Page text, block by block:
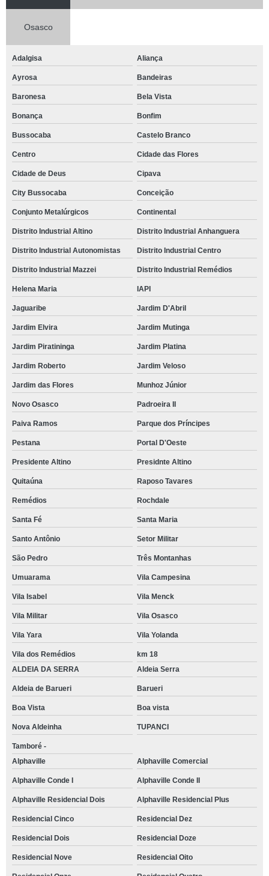
Osasco
Adalgisa Aliança
Ayrosa Bandeiras
Baronesa Bela Vista
Bonança Bonfim
Bussocaba Castelo Branco
Centro Cidade das Flores
Cidade de Deus Cipava
City Bussocaba Conceição
Conjunto Metalúrgicos Continental
Distrito Industrial Altino Distrito Industrial Anhanguera
Distrito Industrial Autonomistas Distrito Industrial Centro
Distrito Industrial Mazzei Distrito Industrial Remédios
Helena Maria IAPI
Jaguaribe Jardim D'Abril
Jardim Elvira Jardim Mutinga
Jardim Piratininga Jardim Platina
Jardim Roberto Jardim Veloso
Jardim das Flores Munhoz Júnior
Novo Osasco Padroeira II
Paiva Ramos Parque dos Príncipes
Pestana Portal D'Oeste
Presidente Altino Presidnte Altino
Quitaúna Raposo Tavares
Remédios Rochdale
Santa Fé Santa Maria
Santo Antônio Setor Militar
São Pedro Três Montanhas
Umuarama Vila Campesina
Vila Isabel Vila Menck
Vila Militar Vila Osasco
Vila Yara Vila Yolanda
Vila dos Remédios
km 18
ALDEIA DA SERRA
Aldeia Serra
Aldeia de Barueri Barueri
Boa Vista Boa vista
Nova Aldeinha TUPANCI
Tamboré -
Alphaville
Alphaville Comercial
Alphaville Conde I Alphaville Conde II
Alphaville Residencial Dois Alphaville Residencial Plus
Residencial Cinco Residencial Dez
Residencial Dois Residencial Doze
Residencial Nove Residencial Oito